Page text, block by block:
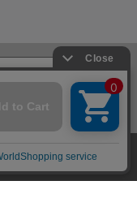
店
採用情報